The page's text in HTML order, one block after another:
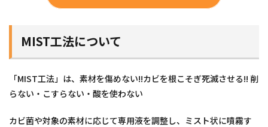
MIST工法について
「MIST工法」は、素材を傷めない!!カビを根こそぎ死滅させる!! 削
らない・こすらない・酸を使わない
カビ菌や対象の素材に応じて専用液を調整し、ミスト状に噴霧す